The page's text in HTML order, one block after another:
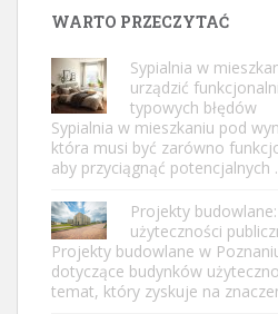
WARTO PRZECZYTAĆ
Sypialnia w
urządzić
typowych błędów
Sypialnia w mieszkaniu pod
która musi być zarówno
aby przyciągnąć potencjalnych
Projekty
użyteczności
Projekty budowlane w
dotyczące budynków
temat, który zyskuje na